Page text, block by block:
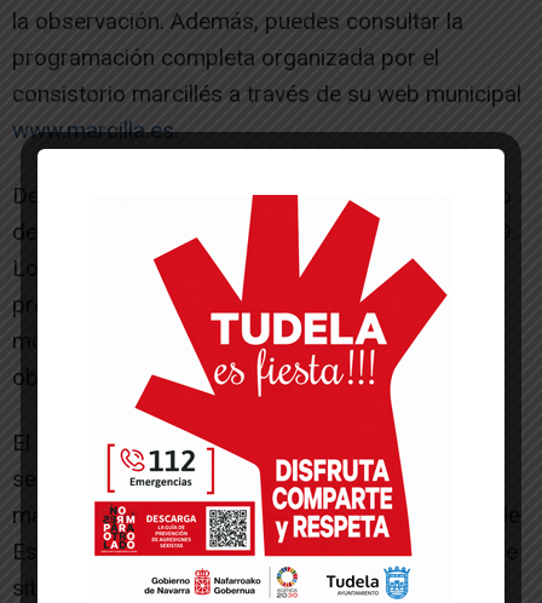
la observación. Además, puedes consultar la
programación completa organizada por el
consistorio marcillés a través de su web municipal
www.marcilla.es.
Desde NICDO se ha habilitado también el servicio
de EklipseBus y la línea que cubre Marcilla es la 9.
Los usuarios que quieran hacer uso de esta
prestación deberán comprar su plaza en el
momento de la compra de la entrada al punto de
observación.
El eclipse solar total del 12 de agosto de 2026
será uno de los acontecimientos astronómicos
más importantes que podrán contemplarse desde
España en las próximas décadas y Marcilla quiere
situarse como uno de los destinos de referencia